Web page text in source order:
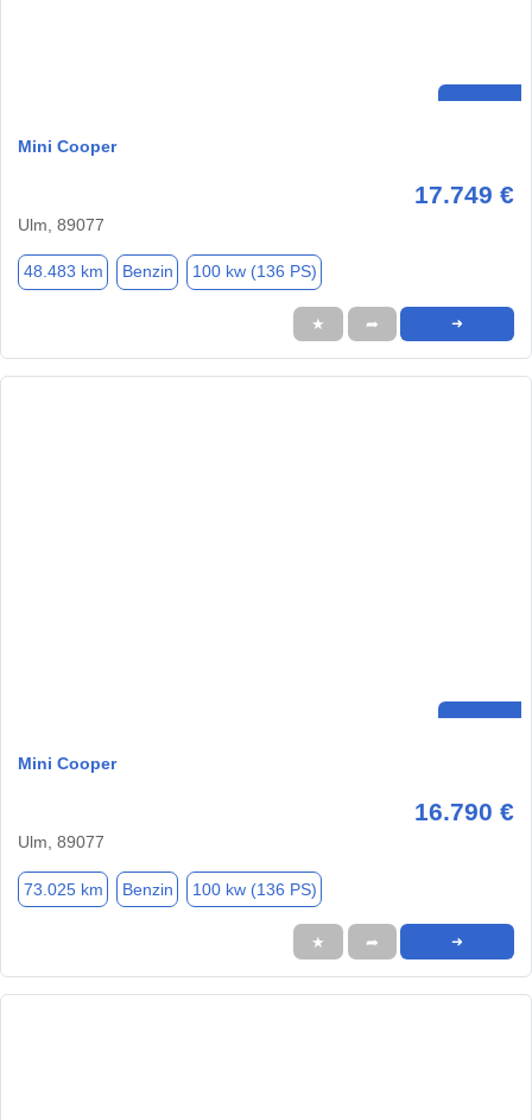
Mini Cooper
17.749 €
Ulm, 89077
48.483 km Benzin 100 kw (136 PS)
★ ➦ ➜
Mini Cooper
16.790 €
Ulm, 89077
73.025 km Benzin 100 kw (136 PS)
★ ➦ ➜